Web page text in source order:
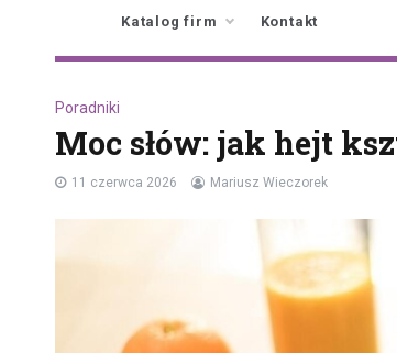
Katalog firm Kontakt
Poradniki
Moc słów: jak hejt
11 czerwca 2026 Mariusz Wieczorek